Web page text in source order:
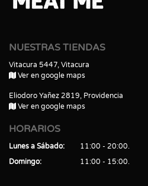
NUESTRAS TIENDAS
Vitacura 5447, Vitacura
Ver en google maps
Eliodoro Yañez 2819, Providencia
Ver en google maps
HORARIOS
Lunes a Sábado
11:00 - 20:00
Domingo
11:00 - 15:00